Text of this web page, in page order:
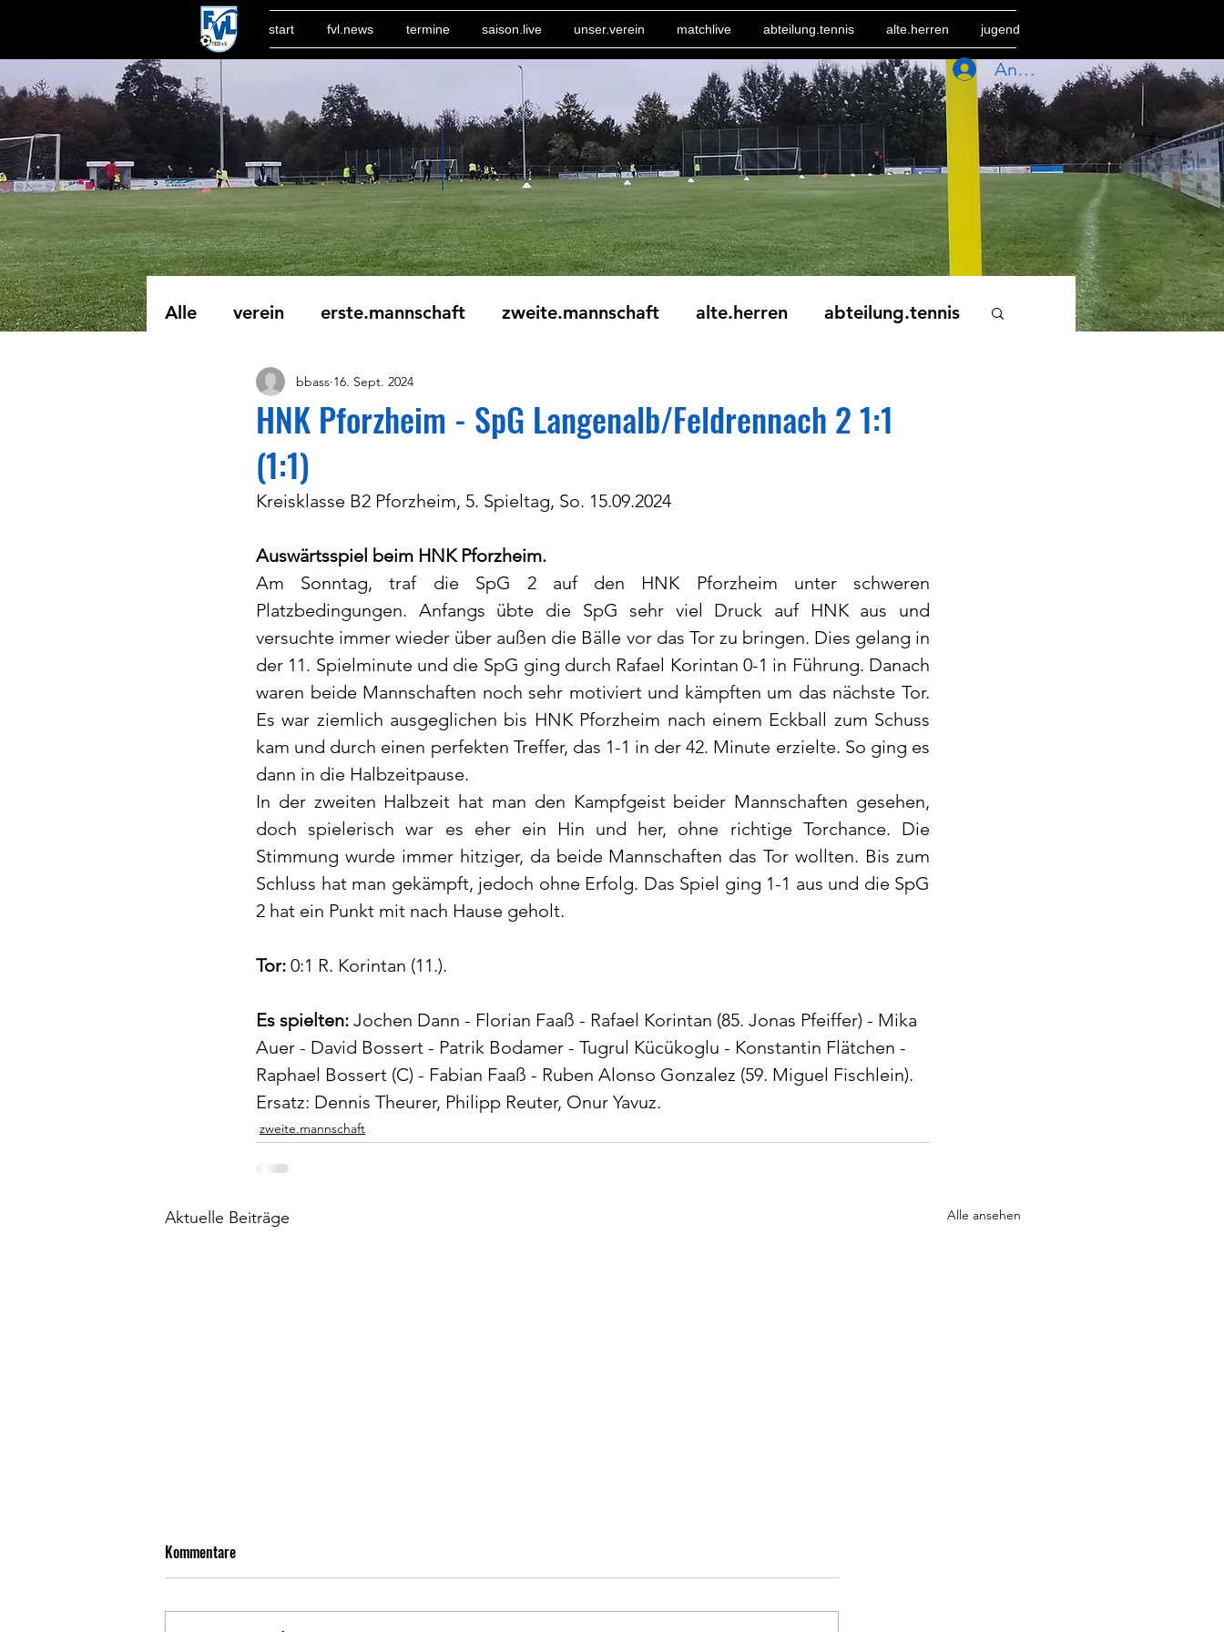
start fvl.news termine saison.live unser.verein matchlive abteilung.tennis alte.herren jugend
Anmelden
Alle verein erste.mannschaft zweite.mannschaft alte.herren abteilung.tennis
HNK Pforzheim - SpG Langenalb/Feldrennach 2 1:1
(1:1)
bbass 16. Sept. 2024
Kreisklasse B2 Pforzheim, 5. Spieltag, So. 15.09.2024
Auswärtsspiel beim HNK Pforzheim.
Am Sonntag, traf die SpG 2 auf den HNK Pforzheim unter schweren
Platzbedingungen. Anfangs übte die SpG sehr viel Druck auf HNK aus und
versuchte immer wieder über außen die Bälle vor das Tor zu bringen. Dies gelang in
der 11. Spielminute und die SpG ging durch Rafael Korintan 0-1 in Führung. Danach
waren beide Mannschaften noch sehr motiviert und kämpften um das nächste Tor.
Es war ziemlich ausgeglichen bis HNK Pforzheim nach einem Eckball zum Schuss
kam und durch einen perfekten Treffer, das 1-1 in der 42. Minute erzielte. So ging es
dann in die Halbzeitpause.
In der zweiten Halbzeit hat man den Kampfgeist beider Mannschaften gesehen,
doch spielerisch war es eher ein Hin und her, ohne richtige Torchance. Die
Stimmung wurde immer hitziger, da beide Mannschaften das Tor wollten. Bis zum
Schluss hat man gekämpft, jedoch ohne Erfolg. Das Spiel ging 1-1 aus und die SpG
2 hat ein Punkt mit nach Hause geholt.
Tor: 0:1 R. Korintan (11.).
Es spielten: Jochen Dann - Florian Faaß - Rafael Korintan (85. Jonas Pfeiffer) - Mika
Auer - David Bossert - Patrik Bodamer - Tugrul Kücükoglu - Konstantin Flätchen -
Raphael Bossert (C) - Fabian Faaß - Ruben Alonso Gonzalez (59. Miguel Fischlein).
Ersatz: Dennis Theurer, Philipp Reuter, Onur Yavuz.
zweite.mannschaft
Aktuelle Beiträge Alle ansehen
Langenalb/Feldrennach 2 0:1
Vorverlegtes Auswärtsspiel in
TSV Mühlhausen/Würm 7:2 (3:0)
Die SpG Langenalb/Feldrennach
Kommentare